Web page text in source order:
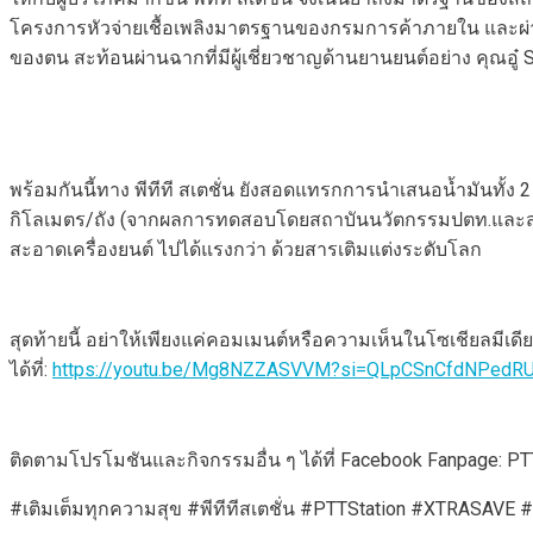
โครงการหัวจ่ายเชื้อเพลิงมาตรฐานของกรมการค้าภายใน แ
ของตน สะท้อนผ่านฉากที่มีผู้เชี่ยวชาญด้านยานยนต์อย่าง คุณอู๋
พร้อมกันนี้ทาง พีทีที สเตชั่น ยังสอดแทรกการนำเสนอน้ำมันทั้ง 2
กิโลเมตร/ถัง (จากผลการทดสอบโดยสถาบันนวัตกรรมปตท.แล
สะอาดเครื่องยนต์ ไปได้แรงกว่า ด้วยสารเติมแต่งระดับโลก
สุดท้ายนี้ อย่าให้เพียงแค่คอมเมนต์หรือความเห็นในโซเชียลมี
ได้ที่: https://youtu.be/
ติดตามโปรโมชันและกิจกรรมอื่น ๆ ได้ที่ Facebook Fanpage:
#เติมเต็มทุกความสุข #พีทีทีสเตชั่น #PTTStation #XTRASAVE